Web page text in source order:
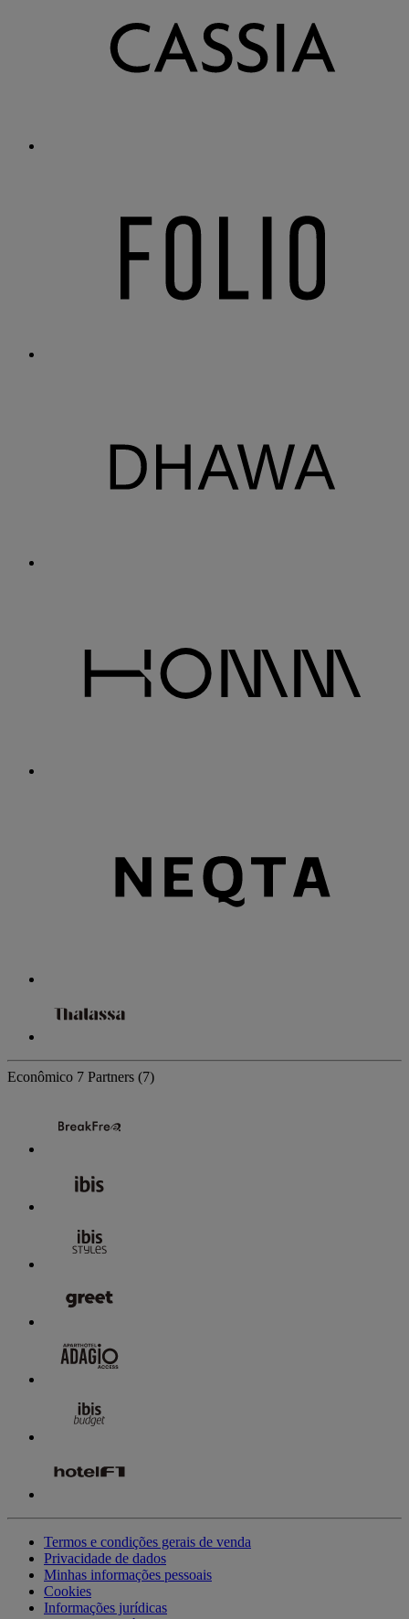
Econômico 7 Partners (7)
Termos e condições gerais de venda
Privacidade de dados
Minhas informações pessoais
Cookies
Informações jurídicas